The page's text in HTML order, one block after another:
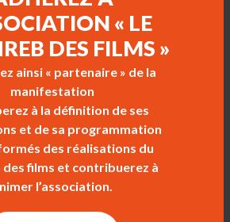
« LE
DES FILMS »
ainsi « partenaire » de la
manifestation
à la définition de ses
et de sa programmation
des réalisations du
films et contribuerez à
l’association.